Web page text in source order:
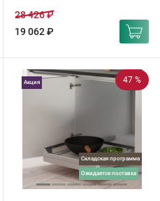
19 062 ₽
28 426 ₽
47 %
Складская программа
ожидается поставка
Акция